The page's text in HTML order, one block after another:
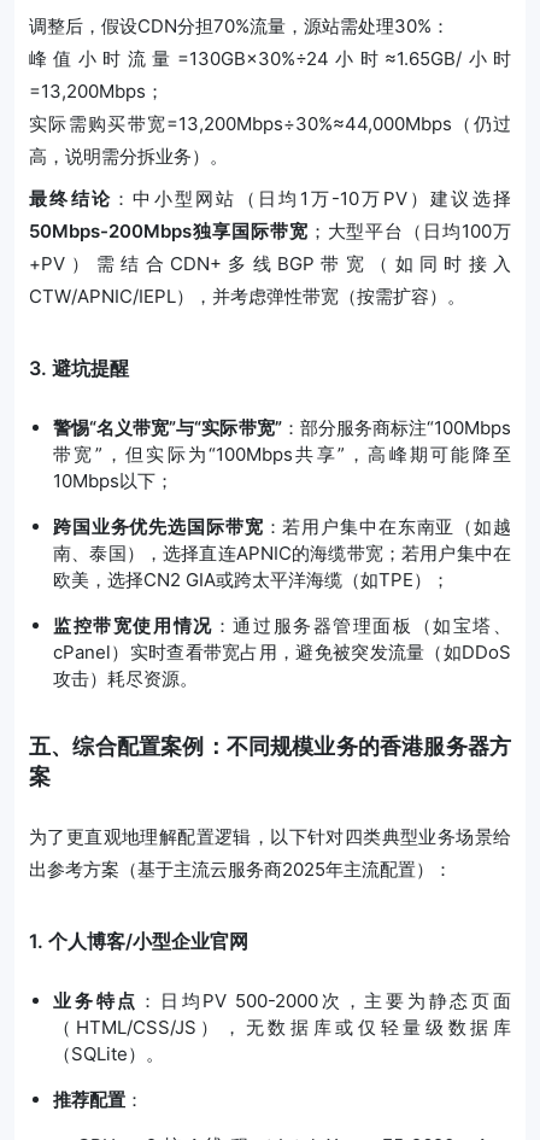
调整后，假设CDN分担70%流量，源站需处理30%：
峰值小时流量=130GB×30%÷24小时≈1.65GB/小时
=13,200Mbps；
实际需购买带宽=13,200Mbps÷30%≈44,000Mbps（仍过
高，说明需分拆业务）。
最终结论 ：中小型网站（日均1万-10万PV）建议选择
50Mbps-200Mbps独享国际带宽 ；大型平台（日均100万
+PV）需结合CDN+多线BGP带宽（如同时接入
CTW/APNIC/IEPL），并考虑弹性带宽（按需扩容）。
3. 避坑提醒
警惕“名义带宽”与“实际带宽”：部分服务商标注“100Mbps
带宽”，但实际为“100Mbps共享”，高峰期可能降至
10Mbps以下；
跨国业务优先选国际带宽 ：若用户集中在东南亚（如越
南、泰国），选择直连APNIC的海缆带宽；若用户集中在
欧美，选择CN2 GIA或跨太平洋海缆（如TPE）；
监控带宽使用情况 ：通过服务器管理面板（如宝塔、
cPanel）实时查看带宽占用，避免被突发流量（如DDoS
攻击）耗尽资源。
五、综合配置案例：不同规模业务的香港服务器方
案
为了更直观地理解配置逻辑，以下针对四类典型业务场景给
出参考方案（基于主流云服务商2025年主流配置）：
1. 个人博客/小型企业官网
业务特点 ：日均PV 500-2000次，主要为静态页面
（HTML/CSS/JS），无数据库或仅轻量级数据库
（SQLite）。
推荐配置 ：